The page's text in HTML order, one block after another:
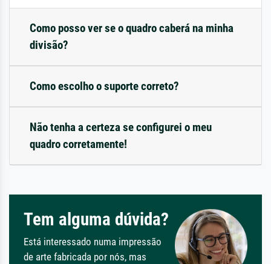
Como posso ver se o quadro caberá na minha
divisão?
Como escolho o suporte correto?
Não tenha a certeza se configurei o meu
quadro corretamente!
Tem alguma dúvida?
Está interessado numa impressão
de arte fabricada por nós, mas